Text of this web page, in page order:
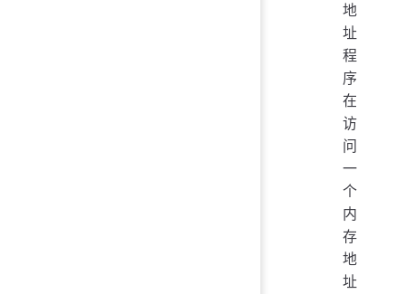
地
址
程
序
在
访
问
一
个
内
存
地
址